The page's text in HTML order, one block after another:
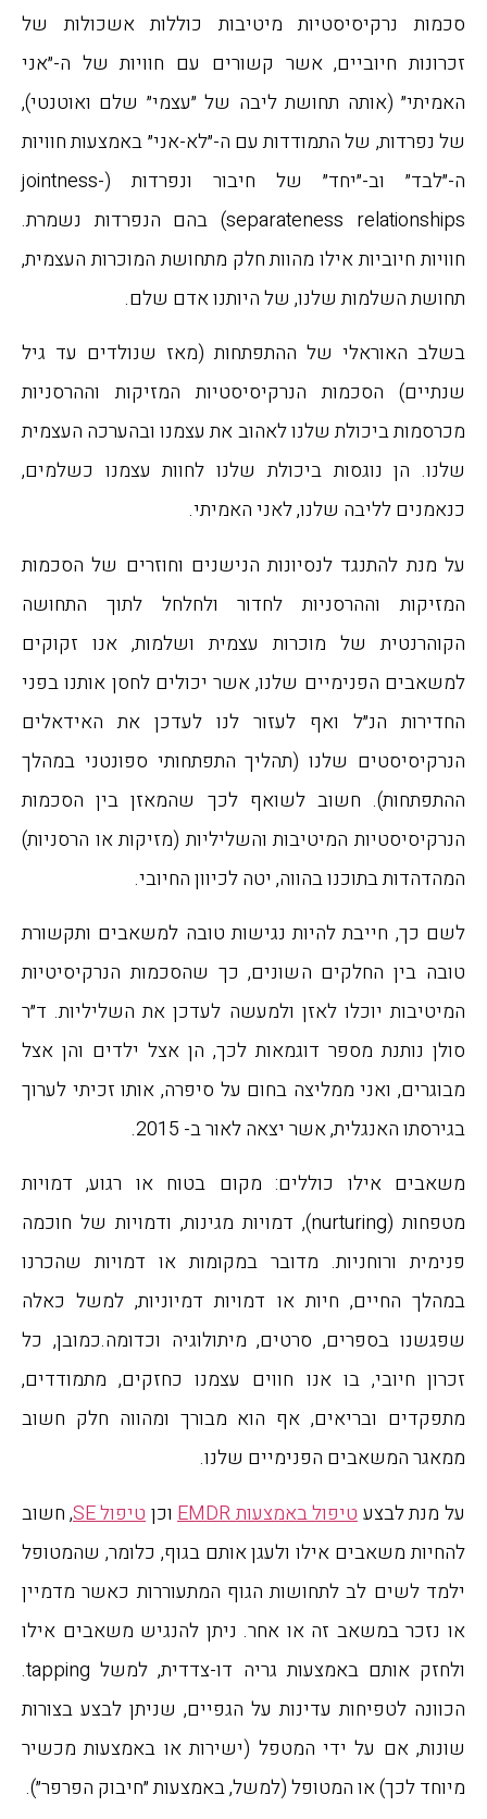
סכמות נרקיסיסטיות מיטיבות כוללות אשכולות של
זכרונות חיוביים, אשר קשורים עם חוויות של ה-״אני
האמיתי״ (אותה תחושת ליבה של ״עצמי״ שלם ואוטנטי),
של נפרדות, של התמודדות עם ה-״לא-אני״ באמצעות חוויות
ה-״לבד״ וב-״יחד״ של חיבור ונפרדות (jointness-
separateness relationships) בהם הנפרדות נשמרת.
חוויות חיוביות אילו מהוות חלק מתחושת המוכרות העצמית,
תחושת השלמות שלנו, של היותנו אדם שלם.
בשלב האוראלי של ההתפתחות (מאז שנולדים עד גיל
שנתיים) הסכמות הנרקיסיסטיות המזיקות וההרסניות
מכרסמות ביכולת שלנו לאהוב את עצמנו ובהערכה העצמית
שלנו. הן נוגסות ביכולת שלנו לחוות עצמנו כשלמים,
כנאמנים לליבה שלנו, לאני האמיתי.
על מנת להתנגד לנסיונות הנישנים וחוזרים של הסכמות
המזיקות וההרסניות לחדור ולחלחל לתוך התחושה
הקוהרנטית של מוכרות עצמית ושלמות, אנו זקוקים
למשאבים הפנימיים שלנו, אשר יכולים לחסן אותנו בפני
החדירות הנ״ל ואף לעזור לנו לעדכן את האידאלים
הנרקיסיסטים שלנו (תהליך התפתחותי ספונטני במהלך
ההתפתחות). חשוב לשואף לכך שהמאזן בין הסכמות
הנרקיסיסטיות המיטיבות והשליליות (מזיקות או הרסניות)
המהדהדות בתוכנו בהווה, יטה לכיוון החיובי.
לשם כך, חייבת להיות נגישות טובה למשאבים ותקשורת
טובה בין החלקים השונים, כך שהסכמות הנרקיסיטיות
המיטיבות יוכלו לאזן ולמעשה לעדכן את השליליות. ד״ר
סולן נותנת מספר דוגמאות לכך, הן אצל ילדים והן אצל
מבוגרים, ואני ממליצה בחום על סיפרה, אותו זכיתי לערוך
בגירסתו האנגלית, אשר יצאה לאור ב- 2015.
משאבים אילו כוללים: מקום בטוח או רגוע, דמויות
מטפחות (nurturing), דמויות מגינות, ודמויות של חוכמה
פנימית ורוחניות. מדובר במקומות או דמויות שהכרנו
במהלך החיים, חיות או דמויות דמיוניות, למשל כאלה
שפגשנו בספרים, סרטים, מיתולוגיה וכדומה.כמובן, כל
זכרון חיובי, בו אנו חווים עצמנו כחזקים, מתמודדים,
מתפקדים ובריאים, אף הוא מבורך ומהווה חלק חשוב
ממאגר המשאבים הפנימיים שלנו.
על מנת לבצעטיפול באמצעות EMDR וכןטיפול SE
, חשוב
להחיות משאבים אילו ולעגן אותם בגוף, כלומר, שהמטופל
ילמד לשים לב לתחושות הגוף המתעוררות כאשר מדמיין
או נזכר במשאב זה או אחר. ניתן להנגיש משאבים אילו
ולחזק אותם באמצעות גריה דו-צדדית, למשל tapping.
הכוונה לטפיחות עדינות על הגפיים, שניתן לבצע בצורות
שונות, אם על ידי המטפל (ישירות או באמצעות מכשיר
מיוחד לכך) או המטופל (למשל, באמצעות ״חיבוק הפרפר״).